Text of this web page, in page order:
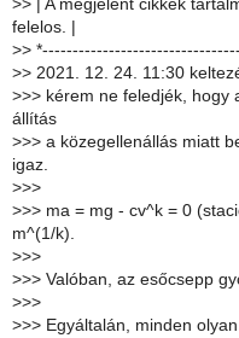
>> | A megjelent cikkek
felelos. |
>>
>> 2021. 12. 24. 11:30
>>> kérem ne feledjék, hogy
állítás
>>> a közegellenállás miatt
igaz.
>>>
>>> ma = mg - cv^k = 0
m^(1/k).
>>>
>>> Valóban, az esőcsepp
>>>
>>> Egyáltalán, minden